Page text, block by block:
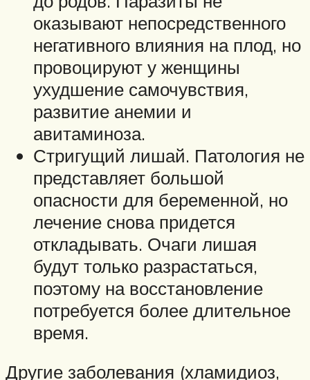
оказывают непосредственного
негативного влияния на плод, но
провоцируют у женщины
ухудшение самочувствия,
развитие анемии и
авитаминоза.
Стригущий лишай. Патология не
представляет большой
опасности для беременной, но
лечение снова придется
откладывать. Очаги лишая
будут только разрастаться,
поэтому на восстановление
потребуется более длительное
время.
Другие заболевания (хламидиоз,